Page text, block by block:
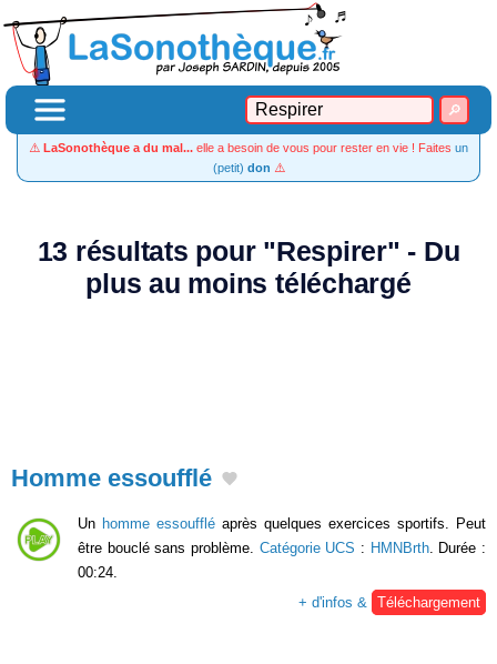
⚠️ LaSonothèque a du mal... elle a besoin de vous pour rester en vie ! Faites un
(petit) don ⚠️
13 résultats pour "Respirer" - Du
plus au moins téléchargé
Homme essoufflé
Un homme essoufflé après quelques exercices sportifs. Peut
être bouclé sans problème. Catégorie UCS : HMNBrth. Durée :
00:24.
+ d'infos &
Téléchargement